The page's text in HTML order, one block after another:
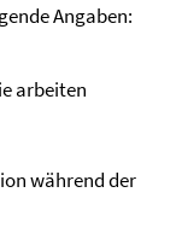
Angaben:
arbeiten
während der